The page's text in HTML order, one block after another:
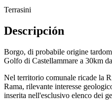
Terrasini
Descripción
Borgo, di probabile origine
Golfo di Castellammare a 30km
Nel territorio comunale ricade la
Rama, rilevante interesse
inserita nell'esclusivo elenco dei